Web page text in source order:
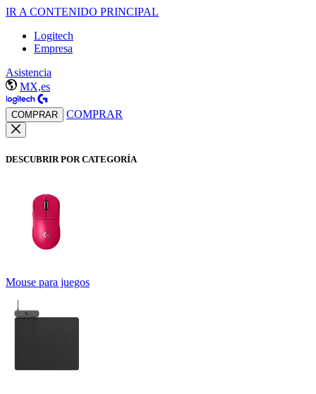
IR A CONTENIDO PRINCIPAL
Logitech
Empresa
Asistencia
MX,es
COMPRAR COMPRAR
DESCUBRIR POR CATEGORÍA
Mouse para juegos